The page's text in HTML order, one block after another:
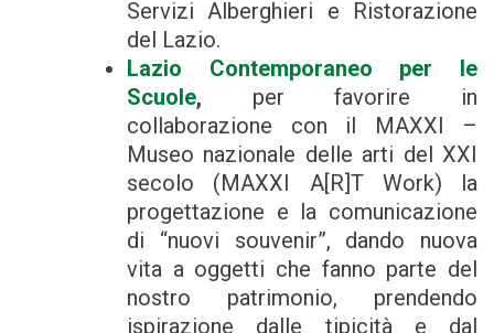
Servizi Alberghieri e Ristorazione
del Lazio.
Lazio Contemporaneo per le
Scuole, per favorire in
collaborazione con il MAXXI –
Museo nazionale delle arti del XXI
secolo (MAXXI A[R]T Work) la
progettazione e la comunicazione
di “nuovi souvenir”, dando nuova
vita a oggetti che fanno parte del
nostro patrimonio, prendendo
ispirazione dalle tipicità e dal